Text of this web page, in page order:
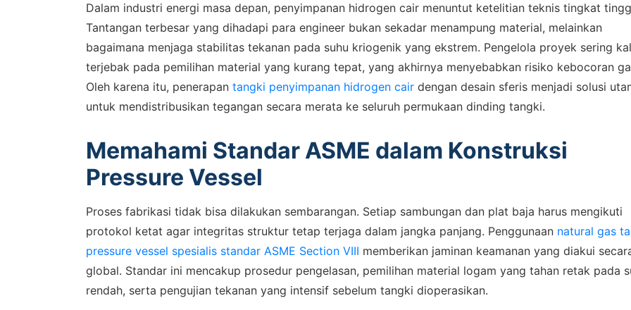
Dalam industri energi masa depan, penyimpanan hidrogen cair menuntut ketelitian teknis tingkat
Tantangan terbesar yang dihadapi para engineer bukan sekadar menampung material, melainkan
bagaimana menjaga stabilitas tekanan pada suhu kriogenik yang ekstrem. Pengelola proyek sering
terjebak pada pemilihan material yang kurang tepat, yang akhirnya menyebabkan risiko kebocoran
Oleh karena itu, penerapan tangki penyimpanan hidrogen cair dengan desain sferis menjadi solusi
untuk mendistribusikan tegangan secara merata ke seluruh permukaan dinding tangki.
Memahami Standar ASME dalam Konstruksi
Pressure Vessel
Proses fabrikasi tidak bisa dilakukan sembarangan. Setiap sambungan dan plat baja harus mengikuti
protokol ketat agar integritas struktur tetap terjaga dalam jangka panjang. Penggunaan natural gas
pressure vessel spesialis standar ASME Section VIII memberikan jaminan keamanan yang diakui
global. Standar ini mencakup prosedur pengelasan, pemilihan material logam yang tahan retak pada
rendah, serta pengujian tekanan yang intensif sebelum tangki dioperasikan.
SALES ASSISTANCE
Konsultasikan kebutuhan proyek Anda, dapatkan estimasi cepat via
WhatsApp.
Admin 1